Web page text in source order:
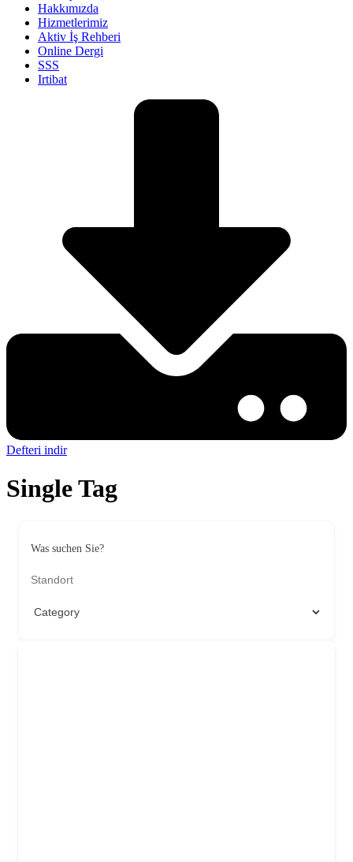
Hakkımızda
Hizmetlerimiz
Aktiv İş Rehberi
Online Dergi
SSS
Irtibat
Defteri indir
Single Tag
Was suchen Sie?